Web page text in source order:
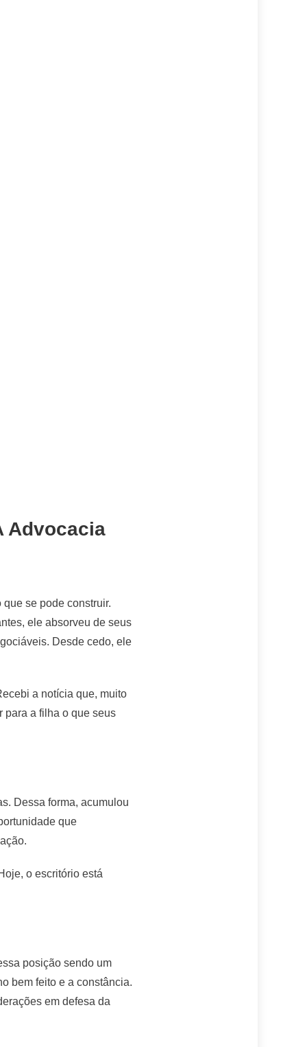
Advocacia
se pode construir.
ele absorveu de seus
Desde cedo, ele
a notícia que, muito
para a filha o que seus
Dessa forma, acumulou
que
o escritório está
posição sendo um
bem feito e a constância.
em defesa da